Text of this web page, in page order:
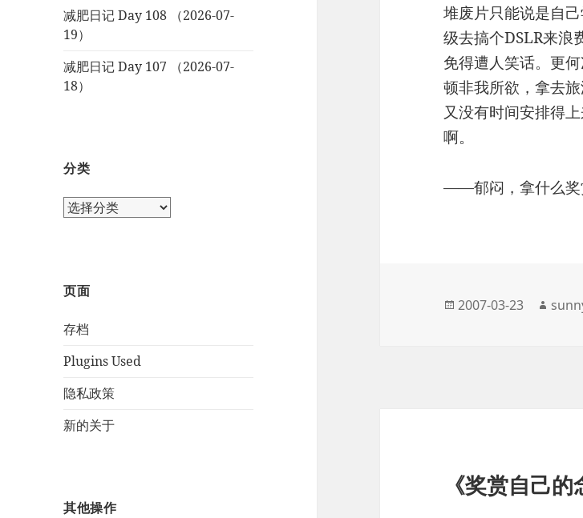
减肥日记 Day 108 （2026-07-
19）
减肥日记 Day 107 （2026-07-
18）
分类
页面
存档
Plugins Used
隐私政策
新的关于
其他操作
堆废片只能说是自
级去搞个DSLR来浪
免得遭人笑话。更
顿非我所欲，拿去
又没有时间安排得
啊。
——郁闷，拿什么奖
发
2007-03-23
作
《奖赏自己